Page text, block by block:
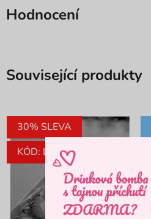
Hodnocení
Související produkty
30% SLEVA
KÓD: LETO30